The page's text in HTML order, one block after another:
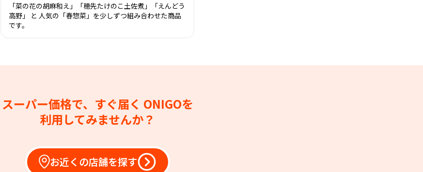
「菜の花の胡麻和え」「穂先たけのこ土佐煮」「えんどう
高野」 と 人気の「春惣菜」を少しずつ組み合わせた商品
です。
スーパー価格で、すぐ届く ONIGOを
利用してみませんか？
お近くの店舗を探す